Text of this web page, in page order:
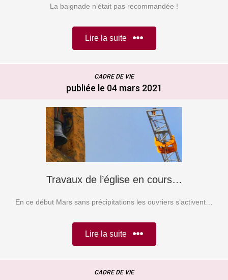
La baignade n’était pas recommandée !
Lire la suite
CADRE DE VIE
publiée le 04 mars 2021
Travaux de l’église en cours…
En ce début Mars sans précipitations les ouvriers s’activent…
Lire la suite
CADRE DE VIE